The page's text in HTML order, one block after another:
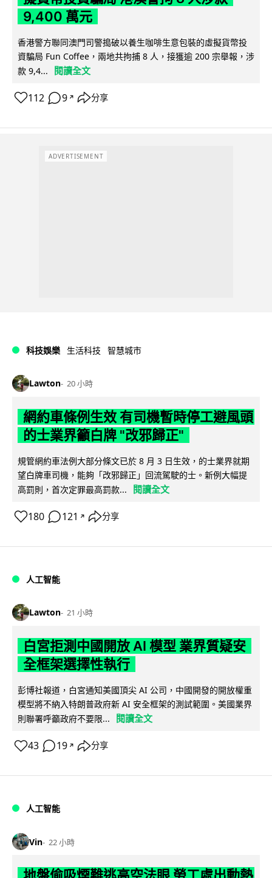
9,400 萬元
香港警方聯同澳門司警搗破以養生咖啡生意包裝的虛擬貨幣投
資騙局 Fun Coffee，兩地共拘捕 8 人，接獲逾 200 宗舉報，涉
款 9,4...
閱讀全文
112 9 ↗ 分享
ADVERTISEMENT
科技娛樂 生活科技 智慧城市
Lawton 20 小時
網約車條例生效 有司機暫時停工避風頭
的士業界籲白牌 "改邪歸正"
規管網約車法例大部分條文已於 8 月 3 日生效，的士業界就期
望白牌車司機，能夠「改邪歸正」回流駕駛的士。新例大幅提
高罰則，首次定罪最高罰款...
閱讀全文
180 121 ↗ 分享
人工智能
Lawton 21 小時
白宮拒測中國開放 AI 模型 業界質疑安
全框架選擇性執行
彭博社報道，白宮通知美國頂尖 AI 公司，中國開發的開放權重
模型將不納入特朗普政府新 AI 安全框架的測試範圍。美國業界
則聯署呼籲政府不要限...
閱讀全文
43 19 ↗ 分享
人工智能
Vin 22 小時